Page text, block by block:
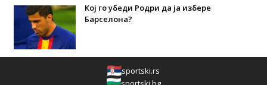
Кој го убеди Родри да ја избере
Барселона?
sportski.rs